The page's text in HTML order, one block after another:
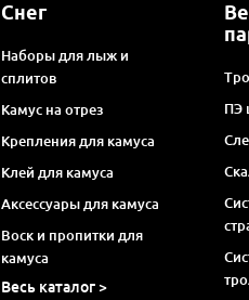
Снег
Наборы для лыж и
сплитов
Камус на отрез
Крепления для камуса
Клей для камуса
Аксессуары для камуса
Воск и пропитки для
камуса
Весь каталог >
ПЭ